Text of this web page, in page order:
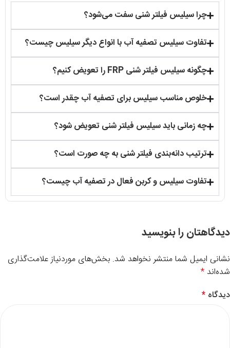
چرا سیلیس فیلتر شنی سفت می‌شود؟
تفاوت سیلیس تصفیه آب با انواع دیگر سیلیس چیست؟
چگونه سیلیس فیلتر شنی FRP را تعویض کنیم؟
خلوص مناسب سیلیس برای تصفیه آب چقدر است؟
چه زمانی باید سیلیس فیلتر شنی تعویض شود؟
ترتیب دانه‌بندی فیلتر شنی به چه صورت است؟
تفاوت سیلیس و کربن فعال در تصفیه آب چیست؟
دیدگاهتان را بنویسید
نشانی ایمیل شما منتشر نخواهد شد. بخش‌های موردنیاز علامت‌گذاری
شده‌اند*
دیدگاه *